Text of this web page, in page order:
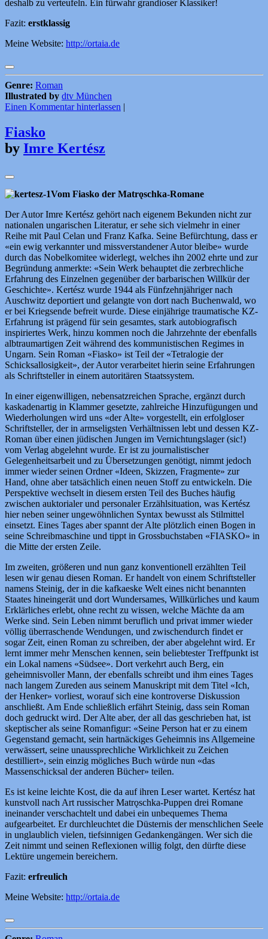
deshalb zu verteufeln. Ein fürwahr grandioser Klassiker!
Fazit: erstklassig
Meine Website: http://ortaia.de
Genre: Roman
Illustrated by dtv München
Einen Kommentar hinterlassen |
Fiasko
by Imre Kertész
Vom Fiasko der Matrǫschka-Romane
Der Autor Imre Kertész gehört nach eigenem Bekunden nicht zur
nationalen ungarischen Literatur, er sehe sich vielmehr in einer
Reihe mit Paul Celan und Franz Kafka. Seine Befürchtung, dass er
«ein ewig verkannter und missverstandener Autor bleibe» wurde
durch das Nobelkomitee widerlegt, welches ihn 2002 ehrte und zur
Begründung anmerkte: «Sein Werk behauptet die zerbrechliche
Erfahrung des Einzelnen gegenüber der barbarischen Willkür der
Geschichte». Kertész wurde 1944 als Fünfzehnjähriger nach
Auschwitz deportiert und gelangte von dort nach Buchenwald, wo
er bei Kriegsende befreit wurde. Diese einjährige traumatische KZ-
Erfahrung ist prägend für sein gesamtes, stark autobiografisch
inspiriertes Werk, hinzu kommen noch die Jahrzehnte der ebenfalls
albtraumartigen Zeit während des kommunistischen Regimes in
Ungarn. Sein Roman «Fiasko» ist Teil der «Tetralogie der
Schicksallosigkeit», der Autor verarbeitet hierin seine Erfahrungen
als Schriftsteller in einem autoritären Staatssystem.
In einer eigenwilligen, nebensatzreichen Sprache, ergänzt durch
kaskadenartig in Klammer gesetzte, zahlreiche Hinzufügungen und
Wiederholungen wird uns «der Alte» vorgestellt, ein erfolgloser
Schriftsteller, der in armseligsten Verhältnissen lebt und dessen KZ-
Roman über einen jüdischen Jungen im Vernichtungslager (sic!)
vom Verlag abgelehnt wurde. Er ist zu journalistischer
Gelegenheitsarbeit und zu Übersetzungen genötigt, nimmt jedoch
immer wieder seinen Ordner «Ideen, Skizzen, Fragmente» zur
Hand, ohne aber tatsächlich einen neuen Stoff zu entwickeln. Die
Perspektive wechselt in diesem ersten Teil des Buches häufig
zwischen auktorialer und personaler Erzählsituation, was Kertész
hier neben seiner ungewöhnlichen Syntax bewusst als Stilmittel
einsetzt. Eines Tages aber spannt der Alte plötzlich einen Bogen in
seine Schreibmaschine und tippt in Grossbuchstaben «FIASKO» in
die Mitte der ersten Zeile.
Im zweiten, größeren und nun ganz konventionell erzählten Teil
lesen wir genau diesen Roman. Er handelt von einem Schriftsteller
namens Steinig, der in die kafkaeske Welt eines nicht benannten
Staates hineingerät und dort Wundersames, Willkürliches und kaum
Erklärliches erlebt, ohne recht zu wissen, welche Mächte da am
Werke sind. Sein Leben nimmt beruflich und privat immer wieder
völlig überraschende Wendungen, und zwischendurch findet er
sogar Zeit, einen Roman zu schreiben, der aber abgelehnt wird. Er
lernt immer mehr Menschen kennen, sein beliebtester Treffpunkt ist
ein Lokal namens «Südsee». Dort verkehrt auch Berg, ein
geheimnisvoller Mann, der ebenfalls schreibt und ihm eines Tages
nach langem Zureden aus seinem Manuskript mit dem Titel «Ich,
der Henker» vorliest, worauf sich eine kontroverse Diskussion
anschließt. Am Ende schließlich erfährt Steinig, dass sein Roman
doch gedruckt wird. Der Alte aber, der all das geschrieben hat, ist
skeptischer als seine Romanfigur: «Seine Person hat er zu einem
Gegenstand gemacht, sein hartnäckiges Geheimnis ins Allgemeine
verwässert, seine unaussprechliche Wirklichkeit zu Zeichen
destilliert», sein einzig mögliches Buch würde nun «das
Massenschicksal der anderen Bücher» teilen.
Es ist keine leichte Kost, die da auf ihren Leser wartet. Kertész hat
kunstvoll nach Art russischer Matrǫschka-Puppen drei Romane
ineinander verschachtelt und dabei ein unbequemes Thema
aufgearbeitet. Er durchleuchtet die Düsternis der menschlichen Seele
in unglaublich vielen, tiefsinnigen Gedankengängen. Wer sich die
Zeit nimmt und seinen Reflexionen willig folgt, den dürfte diese
Lektüre ungemein bereichern.
Fazit: erfreulich
Meine Website: http://ortaia.de